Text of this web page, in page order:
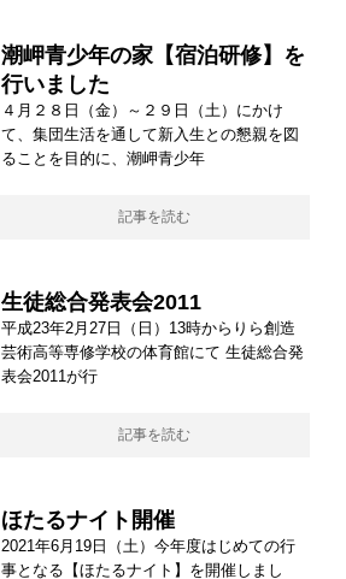
潮岬青少年の家【宿泊研修】を
行いました
４月２８日（金）～２９日（土）にかけ
て、集団生活を通して新入生との懇親を図
ることを目的に、潮岬青少年
記事を読む
生徒総合発表会2011
平成23年2月27日（日）13時からりら創造
芸術高等専修学校の体育館にて 生徒総合発
表会2011が行
記事を読む
ほたるナイト開催
2021年6月19日（土）今年度はじめての行
事となる【ほたるナイト】を開催しまし